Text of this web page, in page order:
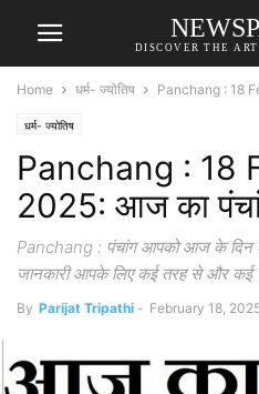
DISCOVER THE
Home धर्म- ज्योतिष Panchang : 18
धर्म- ज्योतिष
Panchang : 18
2025: आज का
Panchang : पंचांग आपको आज के दिन की
जानकारी आपके लिए कई तरह से और कई
By Parijat Tripathi - February 18,